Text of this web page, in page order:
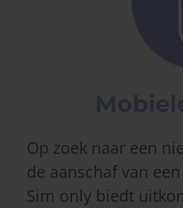
Op zoek naar een
de aanschaf van
Sim only biedt